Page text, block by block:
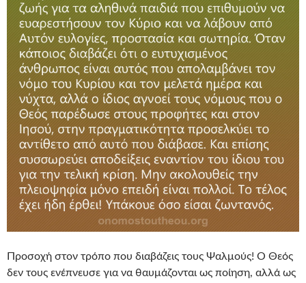
Προσοχή στον τρόπο που διαβάζεις τους Ψαλμούς! Ο Θεός
δεν τους ενέπνευσε για να θαυμάζονται ως ποίηση, αλλά ως